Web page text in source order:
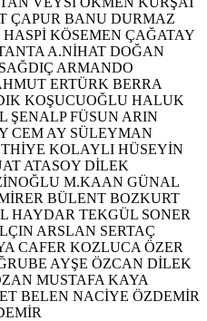
ÇAPUR BANU DURMAZ
HASPİ KÖSEMEN ÇAĞATAY
A.NİHAT DOĞAN
ARMANDO
ERTÜRK BERRA
KOŞUCUOĞLU HALUK
ŞENALP FÜSUN ARIN
CEM AY SÜLEYMAN
KOLAYLI HÜSEYİN
ATASOY DİLEK
M.KAAN GÜNAL
BÜLENT BOZKURT
HAYDAR TEKGÜL SONER
ARSLAN SERTAÇ
CAFER KOZLUCA ÖZER
AYŞE ÖZCAN DİLEK
MUSTAFA KAYA
BELEN NACİYE ÖZDEMİR